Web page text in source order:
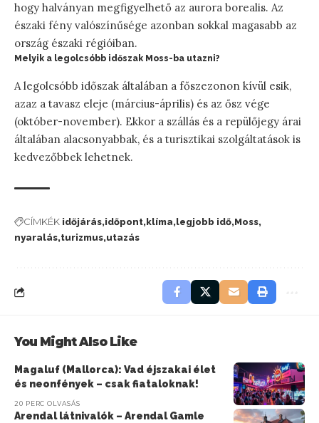
hogy halványan megfigyelhető az aurora borealis. Az
északi fény valószínűsége azonban sokkal magasabb az
ország északi régióiban.
Melyik a legolcsóbb időszak Moss-ba utazni?
A legolcsóbb időszak általában a főszezonon kívül esik,
azaz a tavasz eleje (március-április) és az ősz vége
(október-november). Ekkor a szállás és a repülőjegy árai
általában alacsonyabbak, és a turisztikai szolgáltatások is
kedvezőbbek lehetnek.
CÍMKÉK időjárás időpont klíma legjobb idő Moss
nyaralás turizmus utazás
You Might Also Like
Magaluf (Mallorca): Vad éjszakai élet
és neonfények – csak fiataloknak!
20 PERC OLVASÁS
Arendal látnivalók – Arendal Gamle